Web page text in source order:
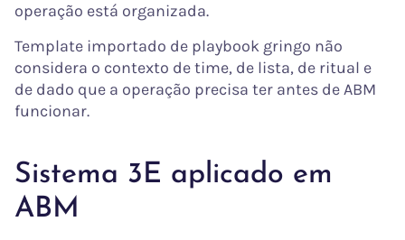
operação está organizada.
Template importado de playbook gringo não
considera o contexto de time, de lista, de ritual e
de dado que a operação precisa ter antes de ABM
funcionar.
Sistema 3E aplicado em
ABM